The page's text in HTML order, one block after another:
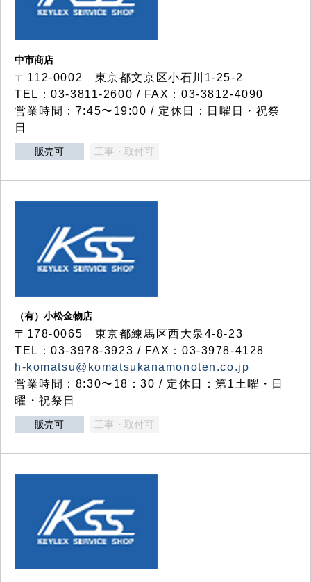
中市商店
〒112-0002 東京都文京区小石川1-25-2
TEL：03-3811-2600 / FAX：03-3812-4090
営業時間：7:45〜19:00 / 定休日：日曜日・祝祭
日
販売可 工事・取付可
（有）小松金物店
〒178-0065 東京都練馬区西大泉4-8-23
TEL：03-3978-3923 / FAX：03-3978-4128
h-komatsu@komatsukanamonoten.co.jp
営業時間：8:30〜18：30 / 定休日：第1土曜・日
曜・祝祭日
販売可 工事・取付可